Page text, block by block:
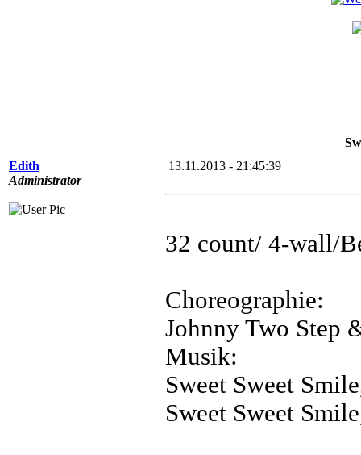
Edith
Administrator
13.11.2013 - 21:45:39
32 count/ 4-wall/
Choreographie:
Johnny Two Step
Musik:
Sweet Sweet
Sweet Sweet